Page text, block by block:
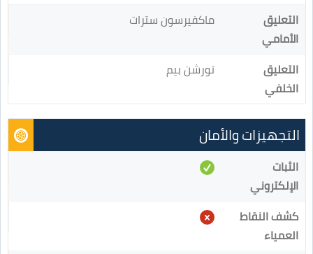
التعليق
الأمامي
ماكفيرسون سترات
التعليق
الخلفي
تورشن بيم
التجهيزات والأمان
الثبات
الإلكتروني
كشف النقاط
العمياء